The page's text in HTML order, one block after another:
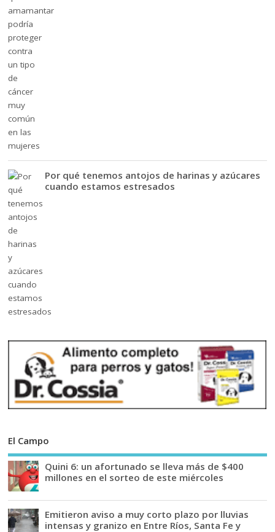
Por qué tenemos antojos de harinas y azúcares
cuando estamos estresados
El Campo
Quini 6: un afortunado se lleva más de $400
millones en el sorteo de este miércoles
Emitieron aviso a muy corto plazo por lluvias
intensas y granizo en Entre Ríos, Santa Fe y